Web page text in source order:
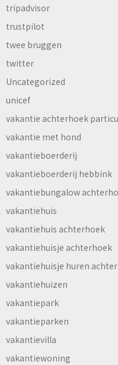
tripadvisor
trustpilot
twee bruggen
twitter
Uncategorized
unicef
vakantie achterhoek
vakantie met hond
vakantieboerderij
vakantieboerderij hebbink
vakantiebungalow
vakantiehuis
vakantiehuis achterhoek
vakantiehuisje achterhoek
vakantiehuisje huren
vakantiehuizen
vakantiepark
vakantieparken
vakantievilla
vakantiewoning